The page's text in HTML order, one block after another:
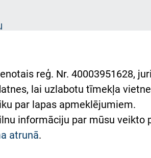
reģ. Nr. 40003951628,
lai uzlabotu tīmekļa
par lapas apmeklējumiem.
informāciju par mūsu veikto
atrunā.